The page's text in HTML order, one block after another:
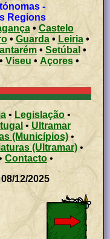
Regions
• Castelo
• Guarda• Leiria•
• Setúbal•
Viseu • Açores •
• Legislação •
• Ultramar
(Municípios)•
(Ultramar)•
Contacto •
12/2025